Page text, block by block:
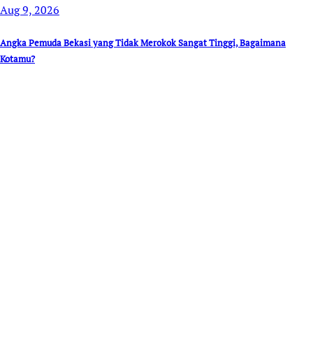
Aug 9, 2026
Angka Pemuda Bekasi yang Tidak Merokok Sangat Tinggi, Bagaimana
Kotamu?